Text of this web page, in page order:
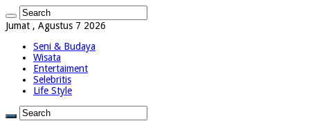
Jumat , Agustus 7 2026
Seni & Budaya
Wisata
Entertaiment
Selebritis
Life Style